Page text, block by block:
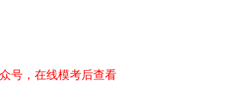
号，在线模考后查看